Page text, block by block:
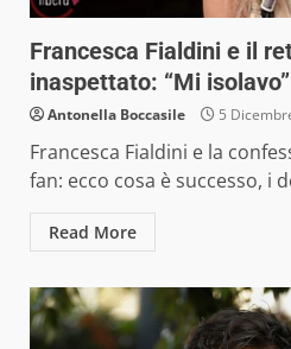
Francesca Fialdini e il
inaspettato: “Mi
Antonella Boccasile 5
Francesca Fialdini e la
fan: ecco cosa è successo, i
Read More